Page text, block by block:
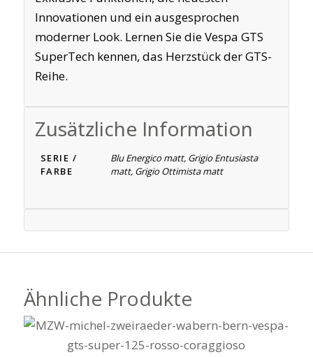
Innovationen und ein ausgesprochen
moderner Look. Lernen Sie die Vespa GTS
SuperTech kennen, das Herzstück der GTS-
Reihe.
Zusätzliche Information
SERIE /
FARBE
Blu Energico matt, Grigio Entusiasta
matt, Grigio Ottimista matt
Ähnliche Produkte